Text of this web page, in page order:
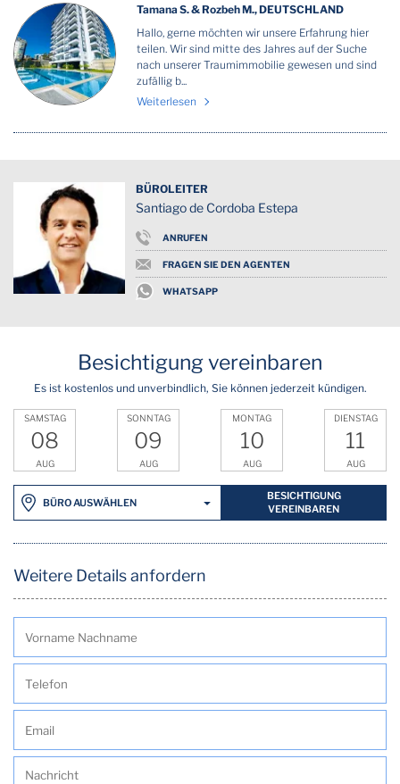
Tamana S. & Rozbeh M., DEUTSCHLAND
Hallo, gerne möchten wir unsere Erfahrung hier
teilen. Wir sind mitte des Jahres auf der Suche
nach unserer Traumimmobilie gewesen und sind
zufällig b...
Weiterlesen
BÜROLEITER
Santiago de Cordoba Estepa
ANRUFEN
FRAGEN SIE DEN AGENTEN
WHATSAPP
Besichtigung vereinbaren
Es ist kostenlos und unverbindlich, Sie können jederzeit kündigen.
SAMSTAG
08
AUG
SONNTAG
09
AUG
MONTAG
10
AUG
DIENSTAG
11
AUG
BÜRO AUSWÄHLEN
BESICHTIGUNG
VEREINBAREN
Weitere Details anfordern